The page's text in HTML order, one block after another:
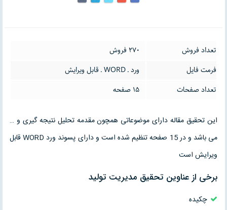
تعداد فروش
270 فروش
فرمت فایل
ورد ـ WORD ـ قابل ویرایش
تعداد صفحات
15 صفحه
این تحقیق مقاله دارای موضوعاتی همچون مقدمه تحلیل نتیجه گیری و …
می باشد و در 15 صفحه تنظیم شده است و دارای پسوند ورد WORD قابل
ویرایش است
برخی از عناوین تحقیق مدیریت تولید
چکیده